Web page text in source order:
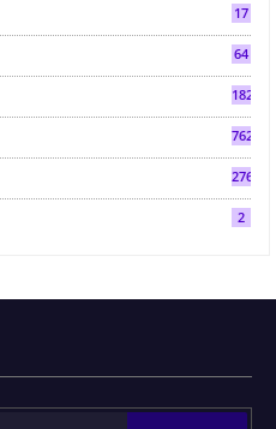
17
64
182
7624
2763
2